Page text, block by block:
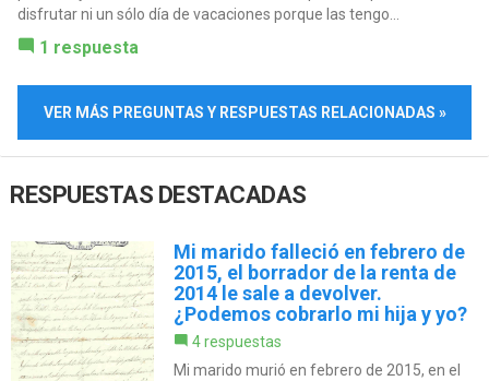
disfrutar ni un sólo día de vacaciones porque las tengo...
1 respuesta
VER MÁS PREGUNTAS Y RESPUESTAS RELACIONADAS »
RESPUESTAS DESTACADAS
Mi marido falleció en febrero de
2015, el borrador de la renta de
2014 le sale a devolver.
¿Podemos cobrarlo mi hija y yo?
4 respuestas
Mi marido murió en febrero de 2015, en el